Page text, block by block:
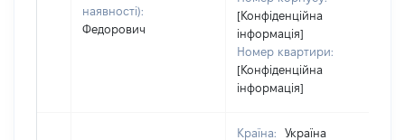
наявності):
Федорович
[Конфіденційна
інформація]
Номер квартири:
[Конфіденційна
інформація]
Країна:
Україна